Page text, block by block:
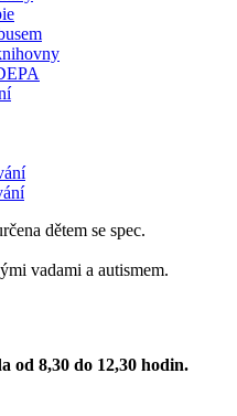
dětem se spec.
vadami a autismem.
od 8,30 do 12,30 hodin.